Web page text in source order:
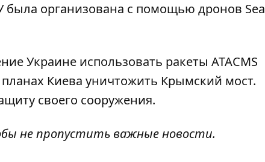
была организована с помощью дронов Sea
Украине использовать ракеты ATACMS
Киева уничтожить Крымский мост.
своего сооружения.
не пропустить важные новости.